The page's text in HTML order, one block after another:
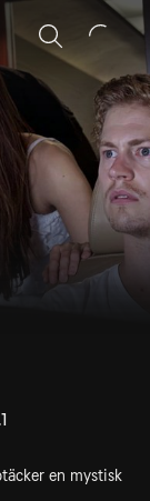
Sök
en mystisk